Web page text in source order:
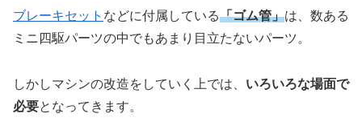
ブレーキセット などに付属している「ゴム管」は、数ある
ミニ四駆パーツの中でもあまり目立たないパーツ。
しかしマシンの改造をしていく上では、 いろいろな場面で
必要となってきます。